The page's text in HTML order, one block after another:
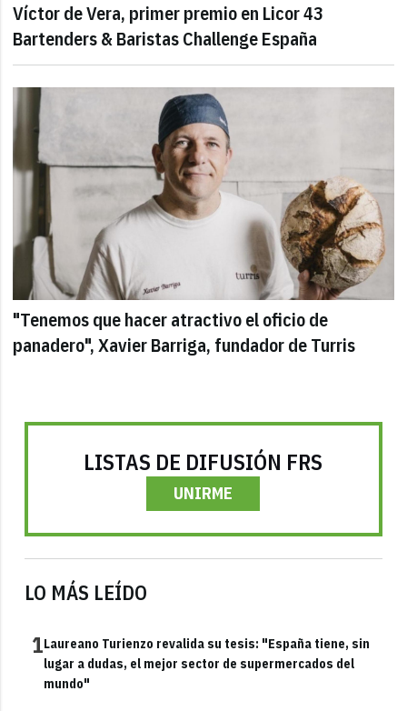
Víctor de Vera, primer premio en Licor 43
Bartenders & Baristas Challenge España
"Tenemos que hacer atractivo el oficio de
panadero", Xavier Barriga, fundador de Turris
LISTAS DE DIFUSIÓN FRS
UNIRME
LO MÁS LEÍDO
1Laureano Turienzo revalida su tesis: "España tiene, sin
lugar a dudas, el mejor sector de supermercados del
mundo"